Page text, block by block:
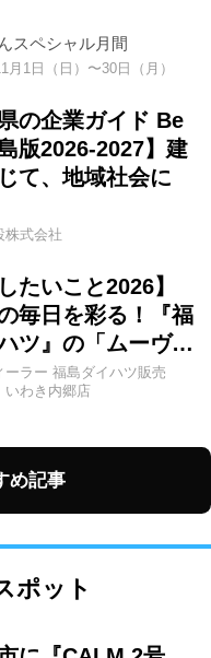
スペシャル月間
月1日（日）〜30日（月）
県の企業ガイド Be
版2026-2027】建
て、地域社会に
株式会社
たいこと2026】
毎日を彩る！『福
ツ』の「ムーヴ…
ーラー 福島ダイハツ販売
いわき内郷店
め記事
ポット